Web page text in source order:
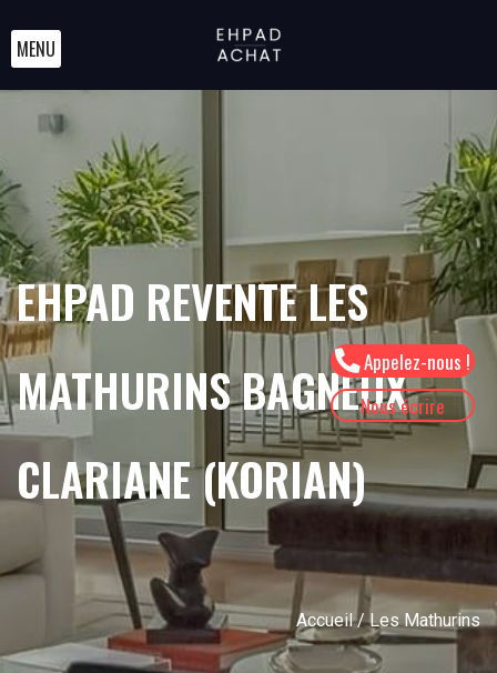
Appelez-nous !
Nous écrire
MENU
EHPAD REVENTE LES
MATHURINS BAGNEUX
CLARIANE (KORIAN)
Accueil/ Les Mathurins